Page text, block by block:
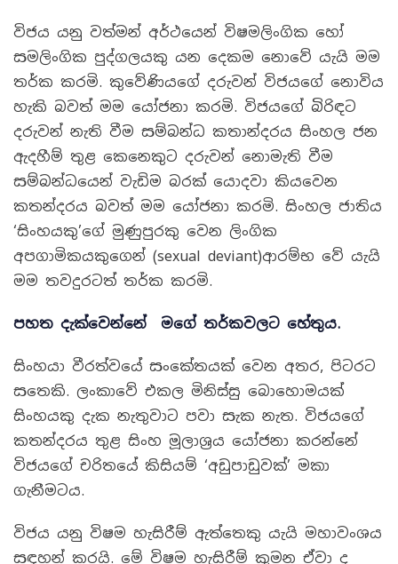
විජය යනු වත්මන් අර්ථයෙන් විෂමලිංගික හෝ
සමලිංගික පුද්ගලයකු යන දෙකම නොවේ යැයි මම
තර්ක කරමි. කුවේණියගේ දරුවන් විජයගේ නොවිය
හැකි බවත් මම යෝජනා කරමි. විජයගේ බිරිඳට
දරුවන් නැති වීම සම්බන්ධ කතාන්දරය සිංහල ජන
ඇදහීම් තුළ කෙනෙකුට දරුවන් නොමැති වීම
සම්බන්ධයෙන් වැඩිම බරක් යොදවා කියවෙන
කතන්දරය බවත් මම යෝජනා කරමි. සිංහල ජාතිය
‘සිංහයකු’ගේ මුණුපුරකු වෙන ලිංගික
අපගාමිකයකුගෙන් (sexual deviant)ආරම්භ වේ යැයි
මම තවදුරටත් තර්ක කරමි.
පහත දැක්වෙන්නේ මගේ තර්කවලට හේතුය.
සිංහයා වීරත්වයේ සංකේතයක් වෙන අතර, පිටරට
සතෙකි. ලංකාවේ එකල මිනිස්සු බොහොමයක්
සිංහයකු දැක නැතුවාට පවා සැක නැත. විජයගේ
කතන්දරය තුළ සිංහ මූලාශ්‍රය යෝජනා කරන්නේ
විජයගේ චරිතයේ කිසියම් ‘අඩුපාඩුවක්’ මකා
ගැනීමටය.
විජය යනු විෂම හැසිරීම් ඇත්තෙකු යැයි මහාවංශය
සඳහන් කරයි. මේ විෂම හැසිරීම් කුමන ඒවා ද